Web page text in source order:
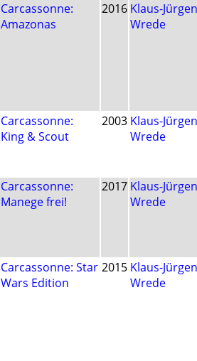
Carcassonne:
Amazonas
2016 Klaus-Jürgen
Wrede
Carcassonne:
King & Scout
2003 Klaus-Jürgen
Wrede
Carcassonne:
Manege frei!
2017 Klaus-Jürgen
Wrede
Carcassonne: Star
Wars Edition
2015 Klaus-Jürgen
Wrede